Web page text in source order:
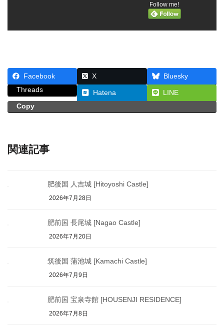
Follow me!
Facebook X
Bluesky
Threads
Hatena
LINE
Copy
関連記事
肥後国 人吉城 [Hitoyoshi Castle]
2026年7月28日
肥前国 長尾城 [Nagao Castle]
2026年7月20日
筑後国 蒲池城 [Kamachi Castle]
2026年7月9日
肥前国 宝泉寺館 [HOUSENJI RESIDENCE]
2026年7月8日